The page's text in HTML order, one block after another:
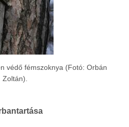
védő fémszoknya (Fotó: Orbán
Zoltán).